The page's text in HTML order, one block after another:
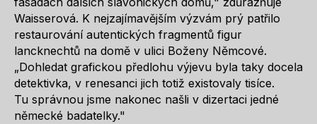
Waisserová. K nejzajímavějším výzvám prý patřilo
restaurování autentických fragmentů figur
lancknechtů na domě v ulici Boženy Němcové.
„Dohledat grafickou předlohu výjevu byla taky docela
detektivka, v renesanci jich totiž existovaly tisíce.
Tu správnou jsme nakonec našli v dizertaci jedné
německé badatelky."